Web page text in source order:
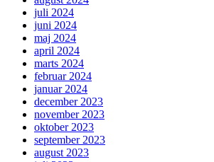
juli 2024
juni 2024
maj 2024
april 2024
marts 2024
februar 2024
januar 2024
december 2023
november 2023
oktober 2023
september 2023
august 2023